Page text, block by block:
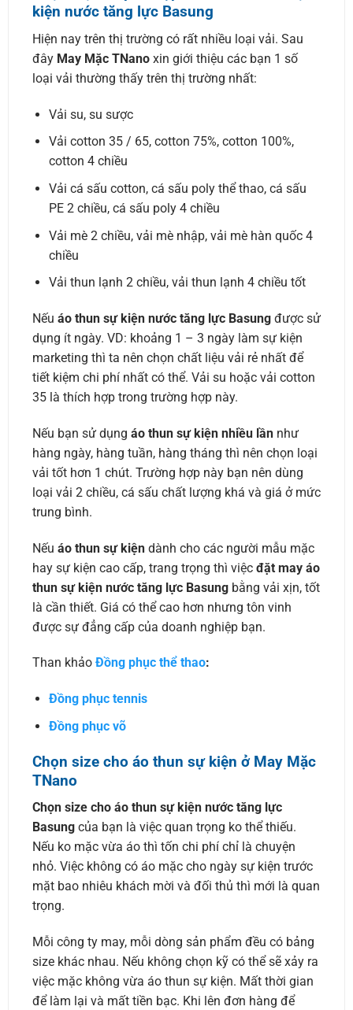
kiện nước tăng lực Basung
Hiện nay trên thị trường có rất nhiều loại vải. Sau
đây May Mặc TNanoxin giới thiệu các bạn 1 số
loại vải thường thấy trên thị trường nhất:
Vải su, su sược
Vải cotton 35 / 65, cotton 75%, cotton 100%,
cotton 4 chiều
Vải cá sấu cotton, cá sấu poly thể thao, cá sấu
PE 2 chiều, cá sấu poly 4 chiều
Vải mè 2 chiều, vải mè nhập, vải mè hàn quốc 4
chiều
Vải thun lạnh 2 chiều, vải thun lạnh 4 chiều tốt
Nếu áo thun sự kiện nước tăng lực Basungđược sử
dụng ít ngày. VD: khoảng 1 – 3 ngày làm sự kiện
marketing thì ta nên chọn chất liệu vải rẻ nhất để
tiết kiệm chi phí nhất có thể. Vải su hoặc vải cotton
35 là thích hợp trong trường hợp này.
Nếu bạn sử dụng áo thun sự kiện nhiều lầnnhư
hàng ngày, hàng tuần, hàng tháng thì nên chọn loại
vải tốt hơn 1 chút. Trường hợp này bạn nên dùng
loại vải 2 chiều, cá sấu chất lượng khá và giá ở mức
trung bình.
Nếu áo thun sự kiệndành cho các người mẫu mặc
hay sự kiện cao cấp, trang trọng thì việcđặt may áo
thun sự kiện nước tăng lực Basungbằng vải xịn, tốt
là cần thiết. Giá có thể cao hơn nhưng tôn vinh
được sự đẳng cấp của doanh nghiệp bạn.
Than khảo Đồng phục thể thao:
Đồng phục tennis
Đồng phục võ
Chọn size cho áo thun sự kiện ở May Mặc
TNano
Chọn size cho áo thun sự kiện nước tăng lực
Basung của bạn là việc quan trọng ko thể thiếu.
Nếu ko mặc vừa áo thì tốn chi phí chỉ là chuyện
nhỏ. Việc không có áo mặc cho ngày sự kiện trước
mặt bao nhiêu khách mời và đối thủ thì mới là quan
trọng.
Mỗi công ty may, mỗi dòng sản phẩm đều có bảng
size khác nhau. Nếu không chọn kỹ có thể sẽ xảy ra
việc mặc không vừa áo thun sự kiện. Mất thời gian
để làm lại và mất tiền bạc. Khi lên đơn hàng để